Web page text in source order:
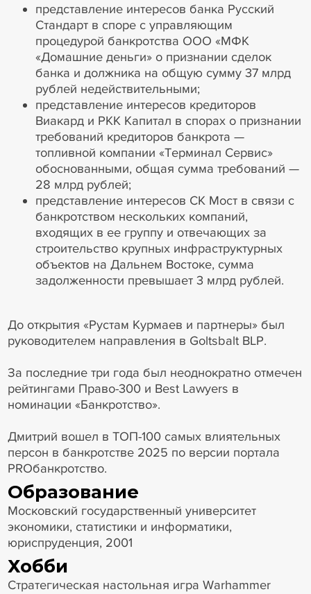
представление интересов банка Русский
Стандарт в споре с управляющим
процедурой банкротства ООО «МФК
«Домашние деньги» о признании сделок
банка и должника на общую сумму 37 млрд
рублей недействительными;
представление интересов кредиторов
Виакард и РКК Капитал в спорах о признании
требований кредиторов банкрота —
топливной компании «Терминал Сервис»
обоснованными, общая сумма требований —
28 млрд рублей;
представление интересов СК Мост в связи с
банкротством нескольких компаний,
входящих в ее группу и отвечающих за
строительство крупных инфраструктурных
объектов на Дальнем Востоке, сумма
задолженности превышает 3 млрд рублей.
До открытия «Рустам Курмаев и партнеры» был
руководителем направления в Goltsbalt BLP.
За последние три года был неоднократно отмечен
рейтингами Право-300 и Best Lawyers в
номинации «Банкротство».
Дмитрий вошел в ТОП-100 самых влиятельных
персон в банкротстве 2025 по версии портала
PROбанкротство.
Образование
Московский государственный университет
экономики, статистики и информатики,
юриспруденция, 2001
Хобби
Стратегическая настольная игра Warhammer